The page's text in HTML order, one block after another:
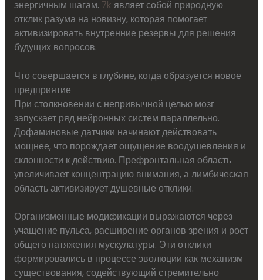
энергичным шагам. 7k являет собой природную
отклик разума на новизну, которая помогает
активизировать внутренние резервы для решения
будущих вопросов.
Что совершается в глубине, когда образуется новое
предприятие
При столкновении с непривычной целью мозг
запускает ряд нейронных систем параллельно.
Дофаминовые датчики начинают действовать
мощнее, что порождает ощущение воодушевления и
склонности к действию. Префронтальная область
увеличивает концентрацию внимания, а лимбическая
область активизирует душевные отклики.
Организменные модификации выражаются через
учащение пульса, расширение органов зрения и рост
общего натяжения мускулатуры. Эти отклики
формировались в процессе эволюции как механизм
существования, содействующий стремительно